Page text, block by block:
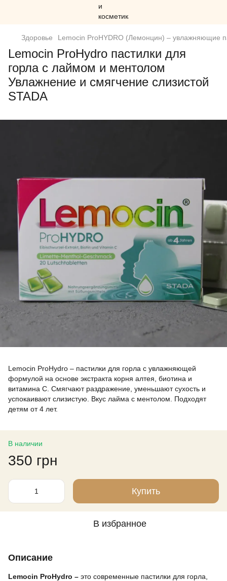
Здоровье Lemocin ProHYDRO (Лемонцин) – увлажняющие
Lemocin ProHydro пастилки для
горла с лаймом и ментолом
Увлажнение и смягчение слизистой
STADA
Lemocin ProHydro – пастилки для горла с увлажняющей
формулой на основе экстракта корня алтея, биотина и
витамина C. Смягчают раздражение, уменьшают сухость и
успокаивают слизистую. Вкус лайма с ментолом. Подходят
детям от 4 лет.
В наличии
350 грн
Купить
В избранное
Описание
Lemocin ProHydro – это современные пастилки для горла,